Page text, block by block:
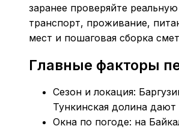
заранее проверяйте
транспорт, проживание,
мест и пошаговая сборка
Главные факторы
Сезон и локация:
Тункинская долина
Окна по погоде: на